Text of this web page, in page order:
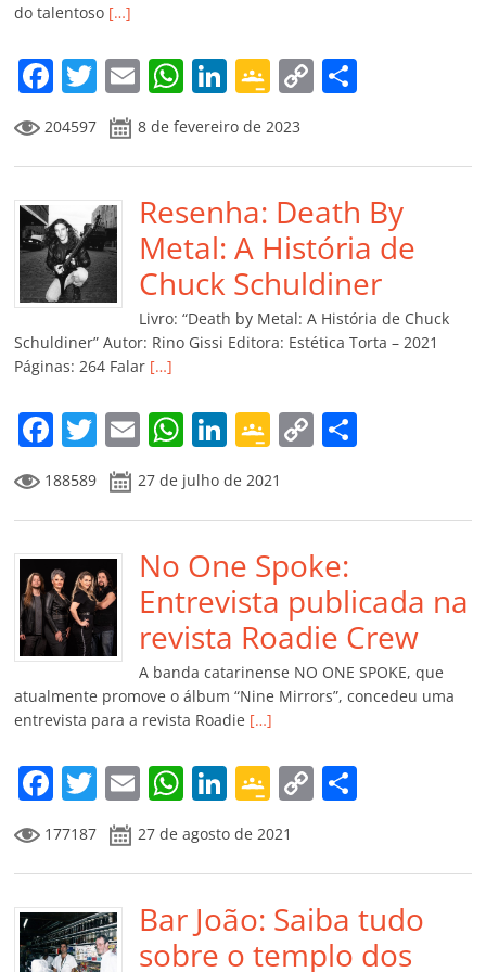
do talentoso […]
F
a
c
e
b
o
o
k
T
w
itt
er
E
m
ai
l
W
at
s
A
p
p
Li
k
e
dI
n
G
o
o
gl
e
Cl
a
ss
ro
m
C
y
Li
n
k
p
ar
til
h
ar
204597 8 de fevereiro de 2023
Resenha: Death By
Metal: A História de
Chuck Schuldiner
Livro: “Death by Metal: A História de Chuck
Schuldiner” Autor: Rino Gissi Editora: Estética Torta – 2021
Páginas: 264 Falar […]
F
a
c
e
b
o
o
k
T
w
itt
er
E
m
ai
l
W
h
at
s
A
p
p
Li
n
k
e
dI
n
G
o
o
gl
e
Cl
a
ss
ro
o
m
C
y
Li
n
k
p
til
h
ar
188589 27 de julho de 2021
No One Spoke:
Entrevista publicada na
revista Roadie Crew
A banda catarinense NO ONE SPOKE, que
atualmente promove o álbum “Nine Mirrors”, concedeu uma
entrevista para a revista Roadie […]
F
a
c
e
b
o
T
w
itt
er
E
m
ai
l
W
at
s
A
p
Li
n
k
e
dI
n
G
o
o
gl
e
Cl
C
y
Li
n
p
ar
til
177187 27 de agosto de 2021
Bar João: Saiba tudo
sobre o templo dos